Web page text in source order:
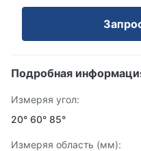
Подробная
Измеряя угол:
20° 60° 85°
Измеряя область (мм):